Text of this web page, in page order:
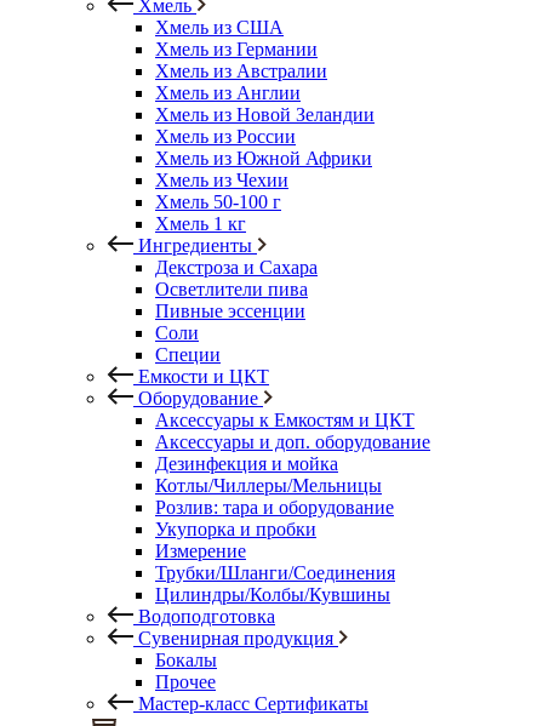
Хмель
Хмель из США
Хмель из Германии
Хмель из Австралии
Хмель из Англии
Хмель из Новой Зеландии
Хмель из России
Хмель из Южной Африки
Хмель из Чехии
Хмель 50-100 г
Хмель 1 кг
Ингредиенты
Декстроза и Сахара
Осветлители пива
Пивные эссенции
Соли
Специи
Емкости и ЦКТ
Оборудование
Аксессуары к Емкостям и ЦКТ
Аксессуары и доп. оборудование
Дезинфекция и мойка
Котлы/Чиллеры/Мельницы
Розлив: тара и оборудование
Укупорка и пробки
Измерение
Трубки/Шланги/Соединения
Цилиндры/Колбы/Кувшины
Водоподготовка
Сувенирная продукция
Бокалы
Прочее
Мастер-класс Сертификаты